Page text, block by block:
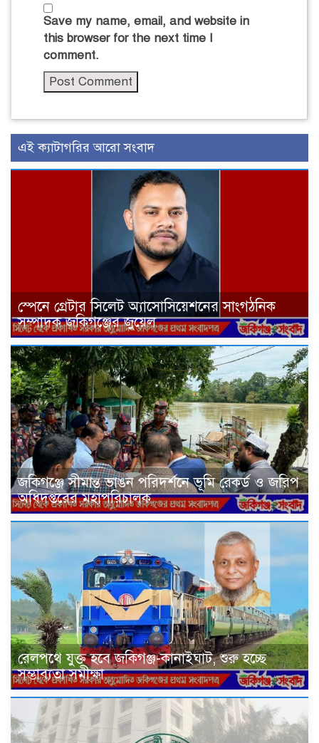
Save my name, email, and website in
this browser for the next time I
comment.
এই ক্যাটাগরির আরো সংবাদ
স্পেনে গ্রেটার সিলেট অ্যাসোসিয়েশনের সাংগঠনিক
সম্পাদক জকিগঞ্জের জুয়েল
জকিগঞ্জে সীমান্ত ভাঙন পরিদর্শনে ভূমি রেকর্ড ও জরিপ
অধিদপ্তরের মহাপরিচালক
রেলপথে যুক্ত হবে জকিগঞ্জ-কানাইঘাট, শুরু হচ্ছে
সম্ভাব্যতা সমীক্ষা